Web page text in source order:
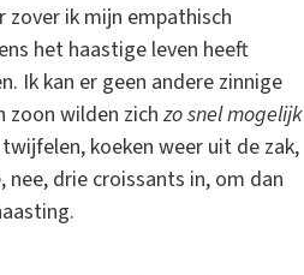
ik mijn empathisch
het haastige leven heeft
Ik kan er geen andere zinnige
zoon wilden zich zo snel mogelijk
koeken weer uit de zak,
drie croissants in, om dan